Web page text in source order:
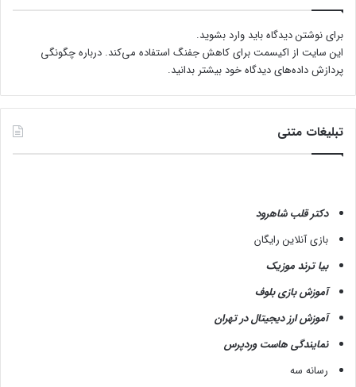
برای نوشتن دیدگاه باید وارد بشوید.
این سایت از اکیسمت برای کاهش جفنگ استفاده می‌کند. درباره چگونگی
پردازش داده‌های دیدگاه خود بیشتر بدانید.
تبلیغات متنی
دکتر قلب شاهرود
بازی آنلاین رایگان
بیا ترند موزیک
آموزش بازی بلوف
آموزش ارز دیجیتال در تهران
نمایندگی هاست وردپرس
رسانه سه